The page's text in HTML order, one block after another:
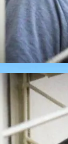
Британскую